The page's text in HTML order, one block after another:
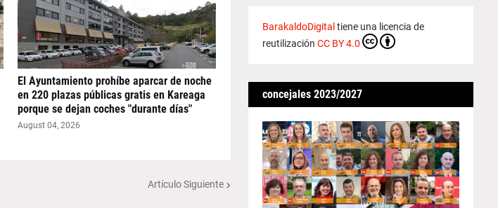
El Ayuntamiento prohíbe aparcar de noche
en 220 plazas públicas gratis en Kareaga
porque se dejan coches "durante días"
August 04, 2026
Artículo Siguiente
BarakaldoDigital tiene una licencia de
reutilización CC BY 4.0
concejales 2023/2027